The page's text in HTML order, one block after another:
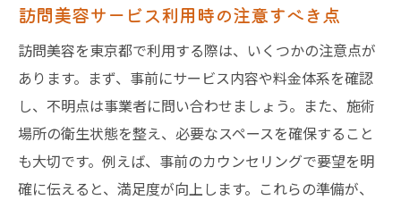
訪問美容サービス利用時の注意すべき点
訪問美容を東京都で利用する際は、いくつかの注意点が
あります。まず、事前にサービス内容や料金体系を確認
し、不明点は事業者に問い合わせましょう。また、施術
場所の衛生状態を整え、必要なスペースを確保すること
も大切です。例えば、事前のカウンセリングで要望を明
確に伝えると、満足度が向上します。これらの準備が、